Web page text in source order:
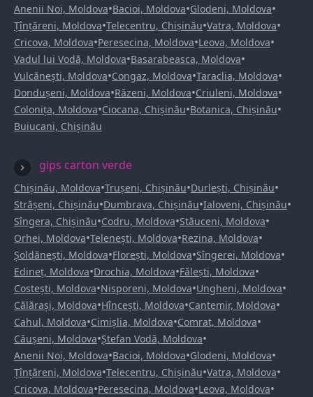
Anenii Noi, Moldova•Bacioi, Moldova•Glodeni, Moldova•
Țînțăreni, Moldova•Telecentru, Chișinău•Vatra, Moldova•
Cricova, Moldova•Peresecina, Moldova•Leova, Moldova•
Vadul lui Vodă, Moldova•Basarabeasca, Moldova•
Vulcănești, Moldova•Congaz, Moldova•Taraclia, Moldova•
Dondușeni, Moldova•Răzeni, Moldova•Criuleni, Moldova•
Colonița, Moldova•Ciocana, Chișinău•Botanica, Chișinău•
Buiucani, Chișinău
gips carton verde
Chișinău, Moldova•Trușeni, Chișinău•Durlești, Chișinău•
Strășeni, Chișinău•Dumbrava, Chișinău•Ialoveni, Chișinău•
Sîngera, Chișinău•Codru, Moldova•Stăuceni, Moldova•
Orhei, Moldova•Telenești, Moldova•Rezina, Moldova•
Șoldănești, Moldova•Florești, Moldova•Sîngerei, Moldova•
Edineț, Moldova•Drochia, Moldova•Fălești, Moldova•
Costești, Moldova•Nisporeni, Moldova•Ungheni, Moldova•
Călărași, Moldova•Hîncești, Moldova•Cantemir, Moldova•
Cahul, Moldova•Cimișlia, Moldova•Comrat, Moldova•
Căușeni, Moldova•Ștefan Vodă, Moldova•
Anenii Noi, Moldova•Bacioi, Moldova•Glodeni, Moldova•
Țînțăreni, Moldova•Telecentru, Chișinău•Vatra, Moldova•
Cricova, Moldova•Peresecina, Moldova•Leova, Moldova•